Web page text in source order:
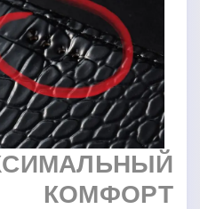
КОМФОРТ